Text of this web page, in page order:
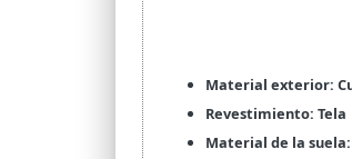
Material exterior:
Revestimiento: Tela
Material de la suela: